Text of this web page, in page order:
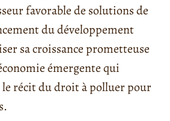
favorable de solutions de
du développement
sa croissance prometteuse
émergente qui
récit du droit à polluer pour